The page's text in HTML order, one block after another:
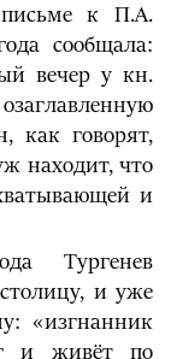
к П.А.
сообщала:
вечер у кн.
как говорят,
находит, что
и
Тургенев
и уже
«изгнанник
и живёт по